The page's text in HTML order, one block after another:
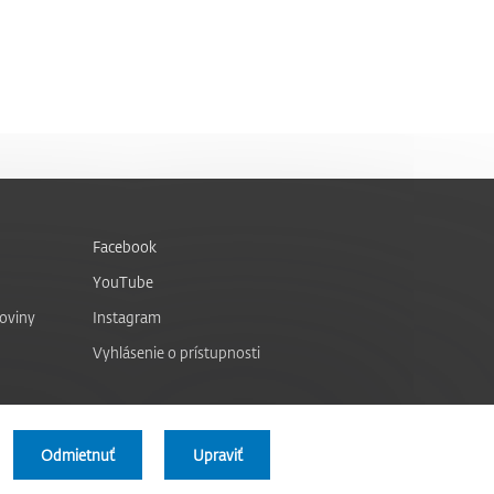
Odmietnuť Upraviť
Facebook
YouTube
Instagram
Vyhlásenie o prístupnosti